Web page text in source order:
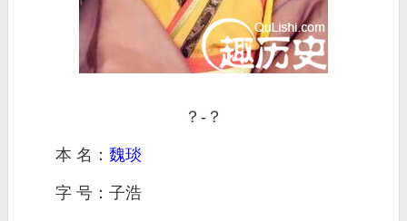
？-？
本 名： 魏琰
字 号：子浩